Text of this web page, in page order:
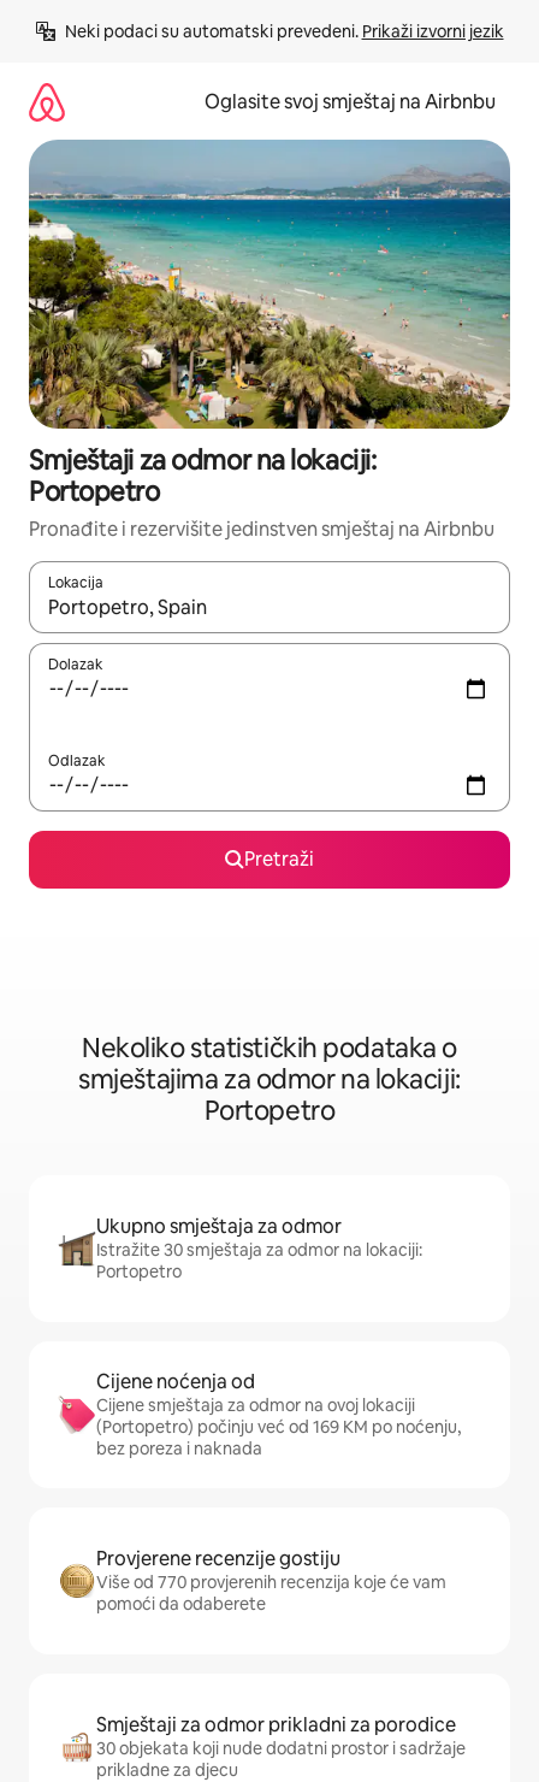
Neki podaci su automatski prevedeni. Prikaži izvorni jezik
Oglasite svoj smještaj na Airbnbu
Smještaji za odmor na lokaciji:
Portopetro
Pronađite i rezervišite jedinstven smještaj na Airbnbu
Lokacija
Kad rezultati budu dostupni, krećite se gore i dolje pomoću
Dolazak
Odlazak
Pretraži
Nekoliko statističkih podataka o
smještajima za odmor na lokaciji:
Portopetro
Ukupno smještaja za odmor
Istražite 30 smještaja za odmor na lokaciji:
Portopetro
Cijene noćenja od
Cijene smještaja za odmor na ovoj lokaciji
(Portopetro) počinju već od 169 KM po noćenju,
bez poreza i naknada
Provjerene recenzije gostiju
Više od 770 provjerenih recenzija koje će vam
pomoći da odaberete
Smještaji za odmor prikladni za porodice
30 objekata koji nude dodatni prostor i sadržaje
prikladne za djecu